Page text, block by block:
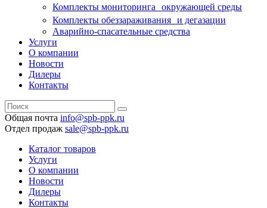
Комплекты мониторинга окружающей среды
Комплекты обеззараживания и дегазации
Аварийно-спасательные средства
Услуги
О компании
Новости
Дилеры
Контакты
Общая почта info@spb-ppk.ru
Отдел продаж sale@spb-ppk.ru
Каталог товаров
Услуги
О компании
Новости
Дилеры
Контакты